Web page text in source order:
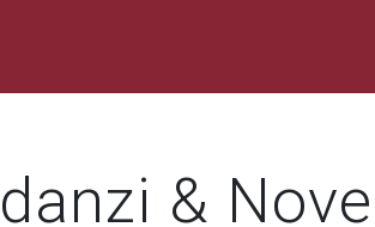
&